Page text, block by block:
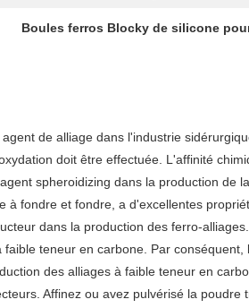
Boules ferros Blocky de silicone
de alliage dans l'industrie
doit être effectuée. L'affinité
spheroidizing dans la production de
à fondre et fondre, a d'excellentes
dans la production des ferro-
teneur en carbone. Par
des alliages à faible teneur en
Affinez ou avez pulvérisé la poudre